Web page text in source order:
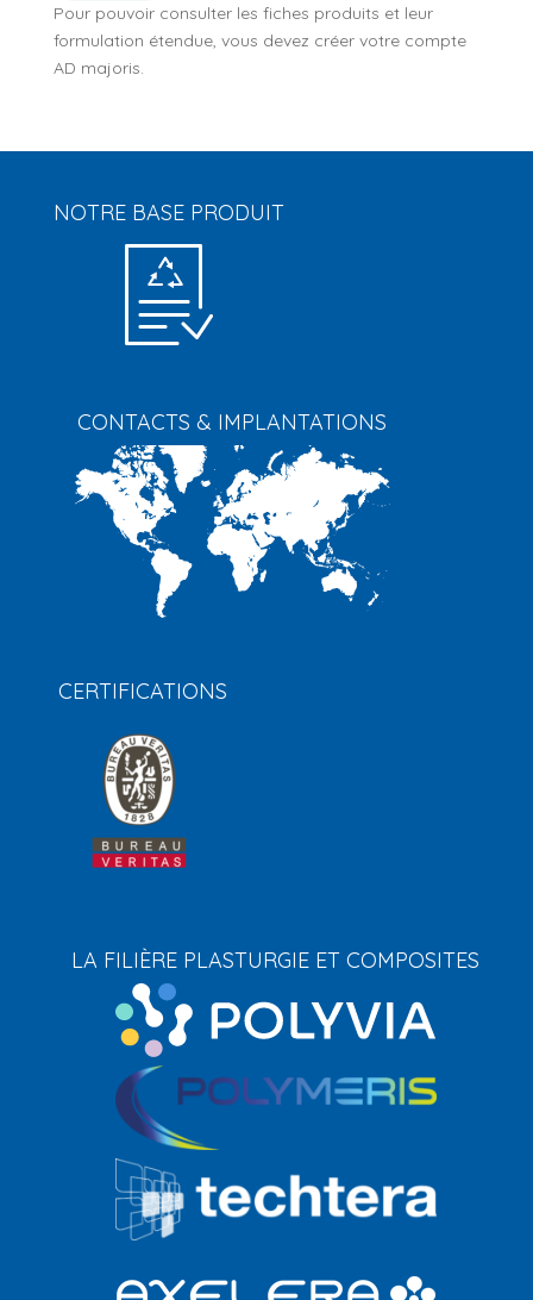
Pour pouvoir consulter les fiches produits et leur
formulation étendue, vous devez créer votre compte
AD majoris.
NOTRE BASE PRODUIT
CONTACTS & IMPLANTATIONS
CERTIFICATIONS
LA FILIÈRE PLASTURGIE ET COMPOSITES